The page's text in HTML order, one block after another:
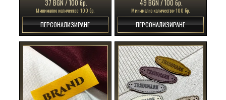
37 BGN / 100 бр.
Минимално количество: 100 бр.
ПЕРСОНАЛИЗИРАНЕ
49 BGN / 100 бр.
Минимално количество: 100 бр.
ПЕРСОНАЛИЗИРАНЕ